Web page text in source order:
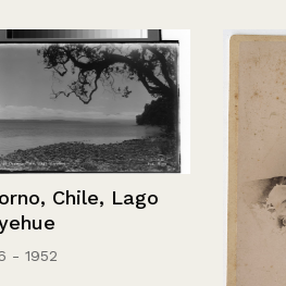
Lago